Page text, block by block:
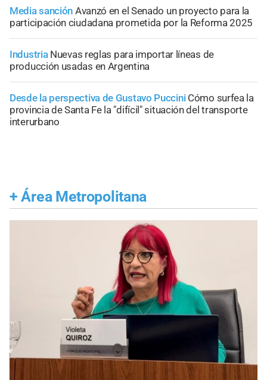
Media sanción Avanzó en el Senado un proyecto para la
participación ciudadana prometida por la Reforma 2025
Industria Nuevas reglas para importar líneas de
producción usadas en Argentina
Desde la perspectiva de Gustavo Puccini Cómo surfea la
provincia de Santa Fe la "difícil" situación del transporte
interurbano
+ Área Metropolitana